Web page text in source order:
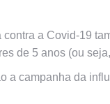
a Covid-19
de 5 anos (ou
a campanha da